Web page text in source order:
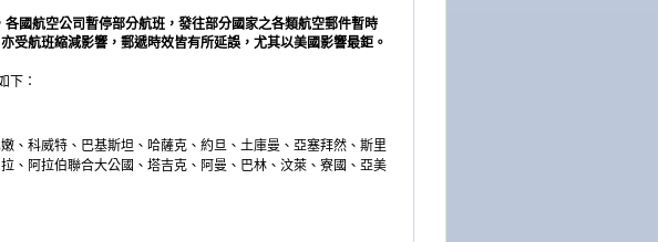
各國航空公司暫停部分航班，發往部分國家之各類航空郵件暫時
受航班縮減影響，郵遞時效皆有所延誤，尤其以美國影響最鉅。
下：
、科威特、巴基斯坦、哈薩克、約旦、土庫曼、亞塞拜然、斯里
、阿拉伯聯合大公國、塔吉克、阿曼、巴林、汶萊、寮國、亞美